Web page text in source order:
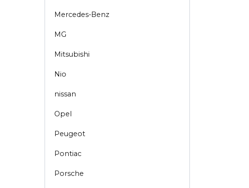
Mercedes-Benz
MG
Mitsubishi
Nio
nissan
Opel
Peugeot
Pontiac
Porsche